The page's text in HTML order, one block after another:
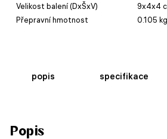
Velikost balení (DxŠxV)
9x4x4
Přepravní hmotnost
0.105 kg
popis specifikace
Popis